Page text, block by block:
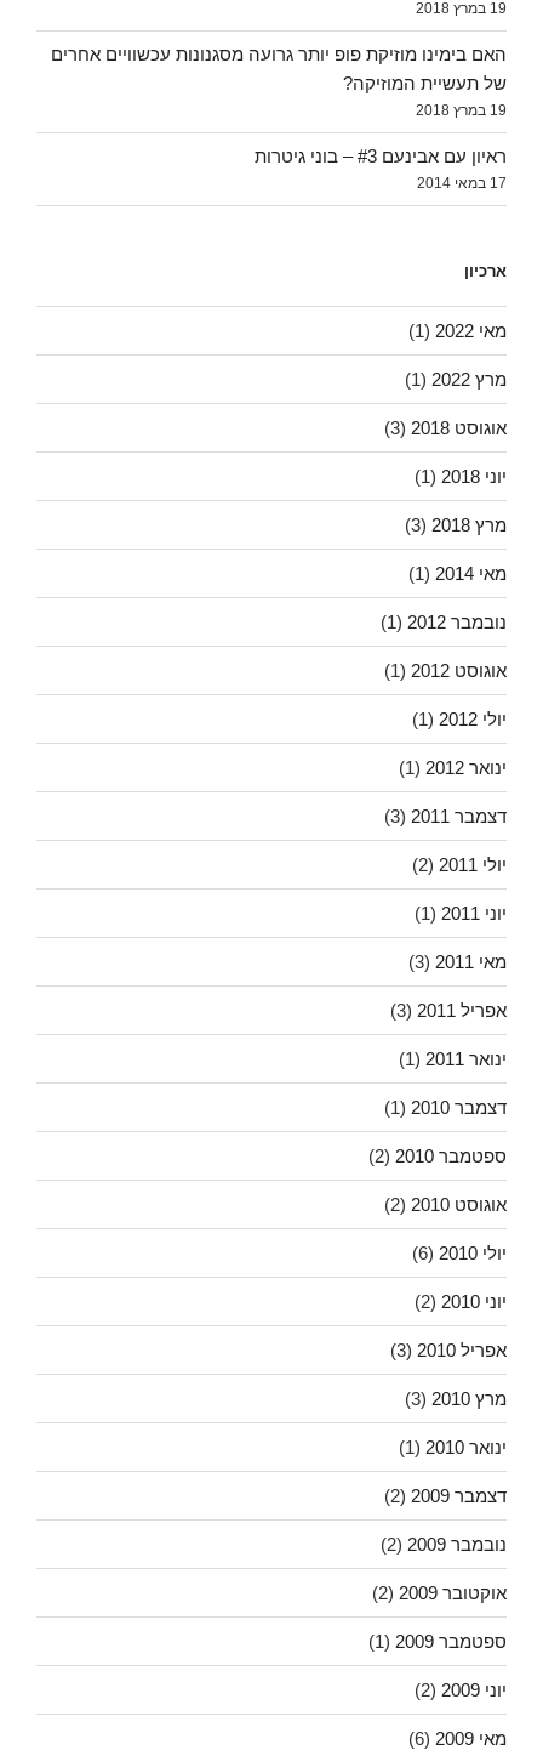
19 במרץ 2018
האם בימינו מוזיקת פופ יותר גרועה מסגנונות עכשוויים אחרים
של תעשיית המוזיקה?
19 במרץ 2018
ראיון עם אבינעם #3 – בוני גיטרות
17 במאי 2014
ארכיון
מאי 2022 (1)
מרץ 2022 (1)
אוגוסט 2018 (3)
יוני 2018 (1)
מרץ 2018 (3)
מאי 2014 (1)
נובמבר 2012 (1)
אוגוסט 2012 (1)
יולי 2012 (1)
ינואר 2012 (1)
דצמבר 2011 (3)
יולי 2011 (2)
יוני 2011 (1)
מאי 2011 (3)
אפריל 2011 (3)
ינואר 2011 (1)
דצמבר 2010 (1)
ספטמבר 2010 (2)
אוגוסט 2010 (2)
יולי 2010 (6)
יוני 2010 (2)
אפריל 2010 (3)
מרץ 2010 (3)
ינואר 2010 (1)
דצמבר 2009 (2)
נובמבר 2009 (2)
אוקטובר 2009 (2)
ספטמבר 2009 (1)
יוני 2009 (2)
מאי 2009 (6)